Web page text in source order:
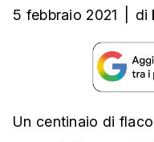
5 febbraio 2021 di
Un centinaio di